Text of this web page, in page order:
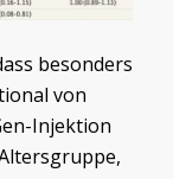
besonders
von
Injektion